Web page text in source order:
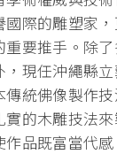
國際的雕塑家
重要推手。除
，現任沖繩縣
傳統佛像製作
實的木雕技法
作品既富當代